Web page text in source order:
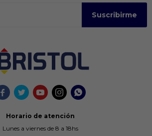
    
Horario de atención
Lunes a viernes de 8 a 18hs
Suscribirme